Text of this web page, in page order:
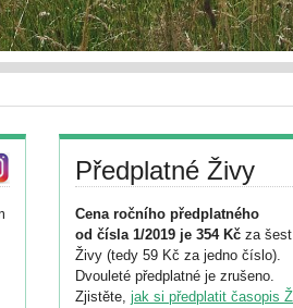
Předplatné Živy
Cena ročního předplatného
od čísla 1/2019 je 354 Kč za
Živy (tedy 59 Kč za jedno číslo).
Dvouleté předplatné je zrušeno.
Zjistěte, jak si předplatit časopis